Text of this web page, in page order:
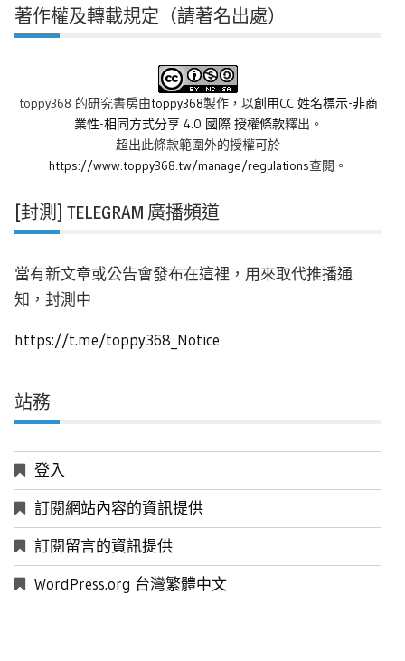
著作權及轉載規定（請著名出處）
toppy368 的研究書房由toppy368製作，以創用CC 姓名標示-非商
業性-相同方式分享 4.0 國際 授權條款釋出。
超出此條款範圍外的授權可於
https://www.toppy368.tw/manage/regulations查閱。
[封測] TELEGRAM 廣播頻道
當有新文章或公告會發布在這裡，用來取代推播通
知，封測中
https://t.me/toppy368_Notice
站務
登入
訂閱網站內容的資訊提供
訂閱留言的資訊提供
WordPress.org 台灣繁體中文